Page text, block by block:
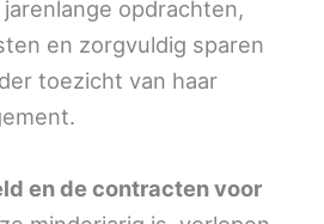
opdrachten,
en zorgvuldig sparen
toezicht van haar
en de contracten voor